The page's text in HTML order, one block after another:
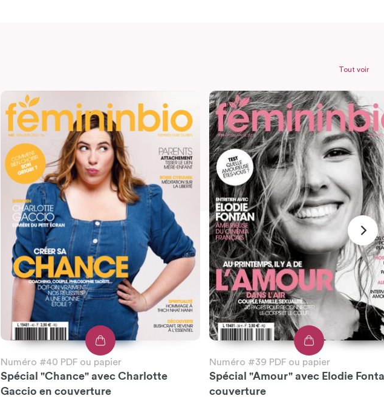
Numéro #40 PDF ou papier
Spécial "Chance" avec Charlotte
Gaccio en couverture
Numéro #39 PDF ou papier
Spécial "Amour" avec Elodie
couverture
Tout voir